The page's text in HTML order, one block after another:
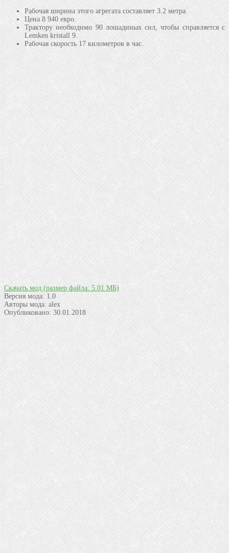
Рабочая ширина этого агрегата составляет 3.2 метра.
Цена 8 940 евро.
Трактору необходимо 90 лошадиных сил, чтобы справляется с
Lemken kristall 9.
Рабочая скорость 17 километров в час.
Скачать мод (размер файла: 5.01 МБ)
Версия мода: 1.0
Авторы мода: alex
Опубликовано: 30.01.2018